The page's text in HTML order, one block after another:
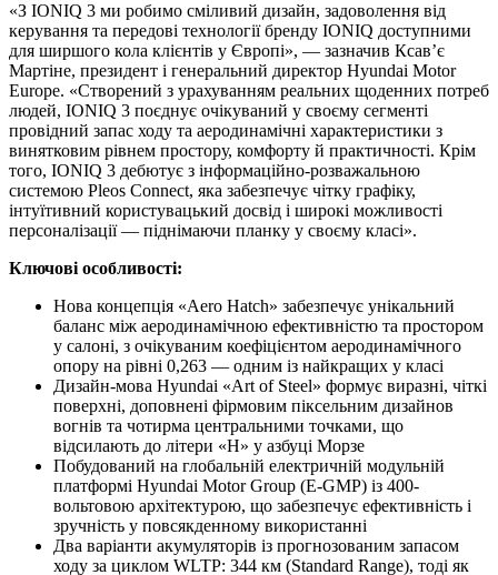
«З IONIQ 3 ми робимо сміливий дизайн, задоволення від
керування та передові технології бренду IONIQ доступними
для ширшого кола клієнтів у Європі», — зазначив Ксав’є
Мартіне, президент і генеральний директор Hyundai Motor
Europe. «Створений з урахуванням реальних щоденних потреб
людей, IONIQ 3 поєднує очікуваний у своєму сегменті
провідний запас ходу та аеродинамічні характеристики з
винятковим рівнем простору, комфорту й практичності. Крім
того, IONIQ 3 дебютує з інформаційно-розважальною
системою Pleos Connect, яка забезпечує чітку графіку,
інтуїтивний користувацький досвід і широкі можливості
персоналізації — піднімаючи планку у своєму класі».
Ключові особливості:
Нова концепція «Aero Hatch» забезпечує унікальний
баланс між аеродинамічною ефективністю та простором
у салоні, з очікуваним коефіцієнтом аеродинамічного
опору на рівні 0,263 — одним із найкращих у класі
Дизайн-мова Hyundai «Art of Steel» формує виразні, чіткі
поверхні, доповнені фірмовим піксельним дизайнов
вогнів та чотирма центральними точками, що
відсилають до літери «H» у азбуці Морзе
Побудований на глобальній електричній модульній
платформі Hyundai Motor Group (E-GMP) із 400-
вольтовою архітектурою, що забезпечує ефективність і
зручність у повсякденному використанні
Два варіанти акумуляторів із прогнозованим запасом
ходу за циклом WLTP: 344 км (Standard Range), тоді як